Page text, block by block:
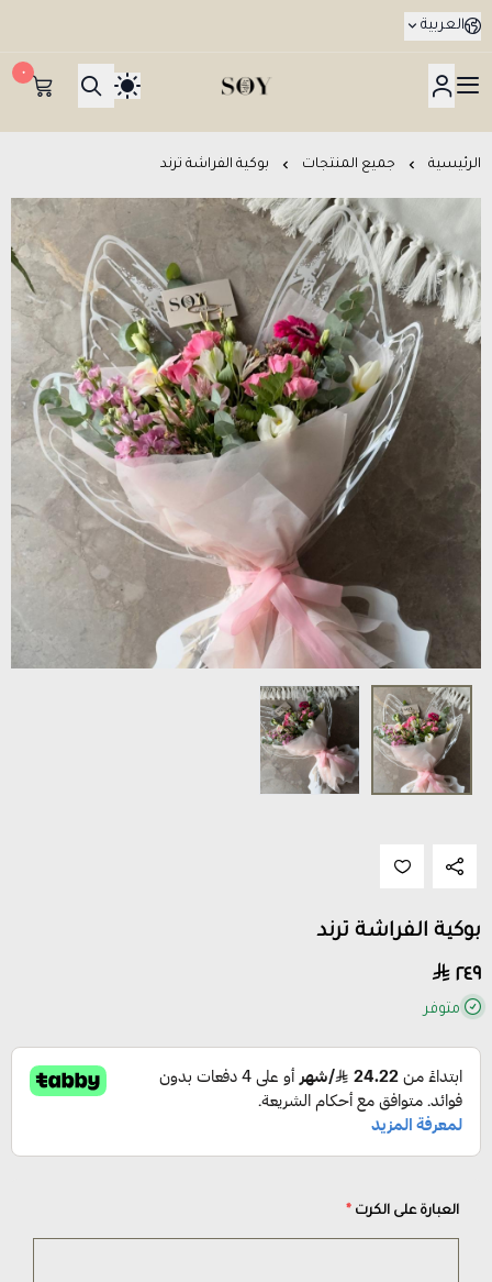
العربية
هدايا جدة SOY Gifts بتوصيل في نفس اليوم
٠
الرئيسية جميع المنتجات بوكية الفراشة ترند
بوكية الفراشة ترند
٢٤٩
متوفر
العبارة على الكرت *